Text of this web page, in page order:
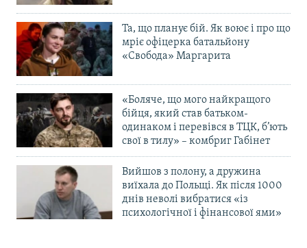
Та, що планує бій. Як воює і про що
мріє офіцерка батальйону
«Свобода» Маргарита
«Боляче, що мого найкращого
бійця, який став батьком-
одинаком і перевівся в ТЦК, б’ють
свої в тилу» – комбриг Габінет
Вийшов з полону, а дружина
виїхала до Польщі. Як після 1000
днів неволі вибратися «із
психологічної і фінансової ями»